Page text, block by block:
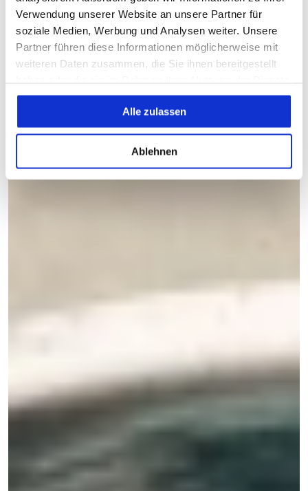
Verwendung unserer Website an unsere Partner für
soziale Medien, Werbung und Analysen weiter. Unsere
Partner führen diese Informationen möglicherweise mit
weiteren Daten zusammen, die Sie ihnen bereitgestellt
gesammelt haben.
Alle zulassen
Ablehnen